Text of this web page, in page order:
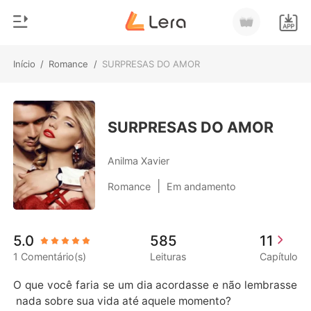
Início / Romance / SURPRESAS DO AMOR
Loja
Histórico
Sair
Baixar App
Gênero
Moderno
Lobisomem
Contos
Bilionários
SURPRESAS DO AMOR
Anilma Xavier
Romance Em andamento
5.0
1 Comentário(s)
585
Leituras
11
Capítulo
O que você faria se um dia acordasse e não lembrasse
nada sobre sua vida até aquele momento?